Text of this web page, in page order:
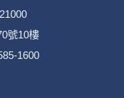
號10樓
1600